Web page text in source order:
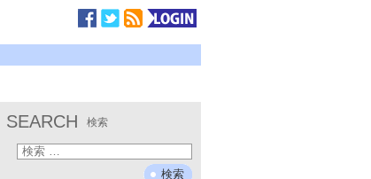
SEARCH 検索